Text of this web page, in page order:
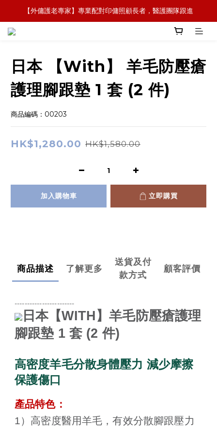
【全新概念】長者護理復康用品，可租可買，彈性選擇
【外傭護老專家】專業配對印傭照顧長者，醫護團隊跟進
【政府資助】善用社區照顧服務券，上門服務及租用產品
日本 【With】 羊毛防壓瘡
護理腳跟墊 1 套 (2 件)
商品編碼：00203
HK$1,280.00 HK$1,580.00
加入購物車 立即購買
商品描述 了解更多
送貨及付
款方式
顧客評價
------------------------
日本【WITH 】羊毛防壓瘡護理
腳跟墊 1 套(2 件)
高密度羊毛分散身體壓力 減少摩擦
保護傷口
產品特色：
1）高密度醫用羊毛，有效分散腳跟壓力